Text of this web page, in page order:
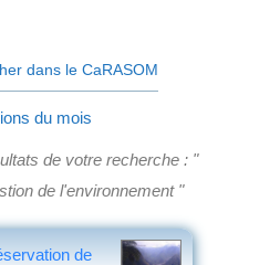
dans le CaRASOM
du mois
de votre recherche : "
de l'environnement "
de